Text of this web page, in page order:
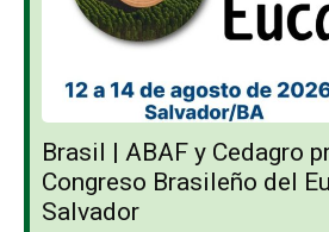
Brasil | ABAF y Cedagro
Congreso Brasileño del
Salvador